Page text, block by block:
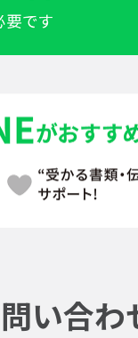
い合わ